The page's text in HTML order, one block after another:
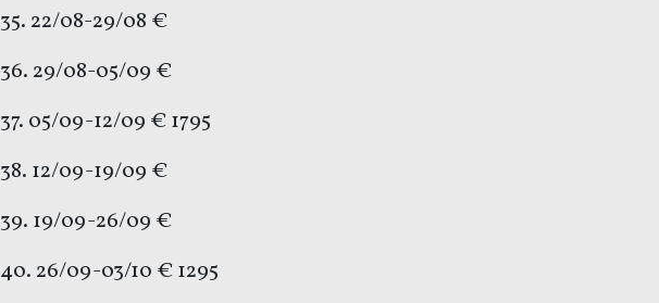
35. 22/08-29/08 €
36. 29/08-05/09 €
37. 05/09-12/09 € 1795
38. 12/09-19/09 €
39. 19/09-26/09 €
40. 26/09-03/10 € 1295